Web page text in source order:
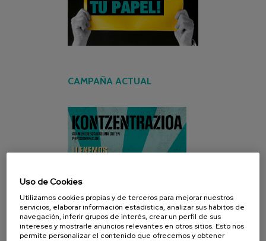
CAMPAÑA ACTUAL
Uso de Cookies
Utilizamos cookies propias y de terceros para mejorar nuestros
servicios, elaborar información estadística, analizar sus hábitos de
navegación, inferir grupos de interés, crear un perfil de sus
intereses y mostrarle anuncios relevantes en otros sitios. Esto nos
permite personalizar el contenido que ofrecemos y obtener